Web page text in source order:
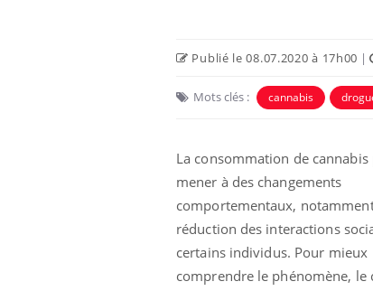
Publié le 08.07.2020 à 17h00 |
Mots clés : cannabis
La consommation de cannabis
mener à des changements
comportementaux,
réduction des interactions
certains individus. Pour mieux
comprendre le phénomène, le